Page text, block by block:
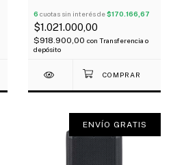
6 cuotas sin interés de$170.166,67
$1.021.000,00
$918.900,00 con Transferencia o
depósito
ENVÍO GRATIS